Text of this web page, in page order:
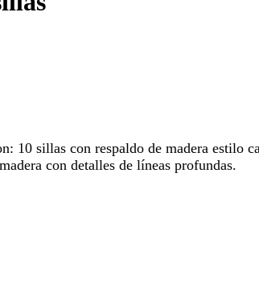
10 sillas con respaldo de madera estilo
con detalles de líneas profundas.